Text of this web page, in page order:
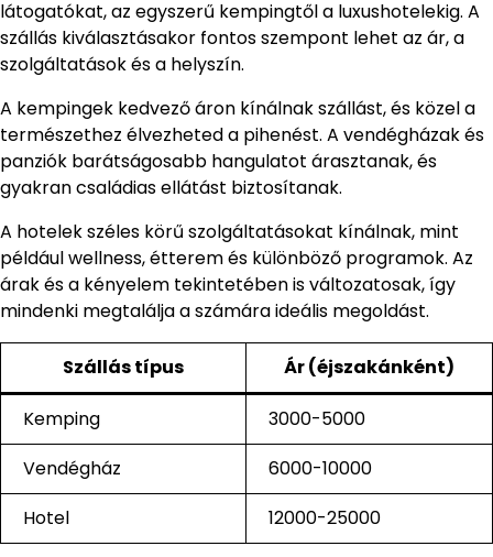
látogatókat, az egyszerű kempingtől a luxushotelekig. A
szállás kiválasztásakor fontos szempont lehet az ár, a
szolgáltatások és a helyszín.
A kempingek kedvező áron kínálnak szállást, és közel a
természethez élvezheted a pihenést. A vendégházak és
panziók barátságosabb hangulatot árasztanak, és
gyakran családias ellátást biztosítanak.
A hotelek széles körű szolgáltatásokat kínálnak, mint
például wellness, étterem és különböző programok. Az
árak és a kényelem tekintetében is változatosak, így
mindenki megtalálja a számára ideális megoldást.
Szállás típus Ár (éjszakánként)
Kemping
3000-5000
Vendégház
6000-10000
Hotel
12000-25000